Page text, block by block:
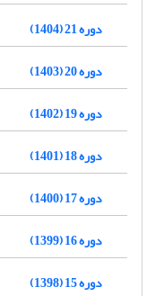
دوره 21 (1404)
دوره 20 (1403)
دوره 19 (1402)
دوره 18 (1401)
دوره 17 (1400)
دوره 16 (1399)
دوره 15 (1398)